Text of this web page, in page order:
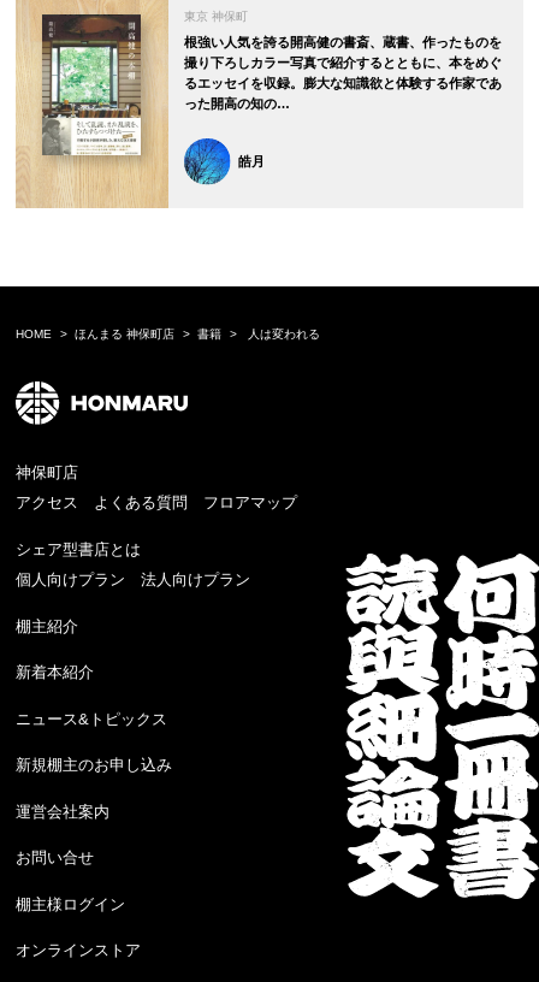
東京 神保町
根強い人気を誇る開高健の書斎、蔵書、作ったものを
撮り下ろしカラー写真で紹介するとともに、本をめぐ
るエッセイを収録。膨大な知識欲と体験する作家であ
った開高の知の…
皓月
HOME ほんまる 神保町店 書籍 人は変われる
神保町店
アクセス
よくある質問 フロアマップ
シェア型書店とは
個人向けプラン
法人向けプラン
棚主紹介
新着本紹介
ニュース&トピックス
新規棚主のお申し込み
運営会社案内
お問い合せ
棚主様ログイン
オンラインストア